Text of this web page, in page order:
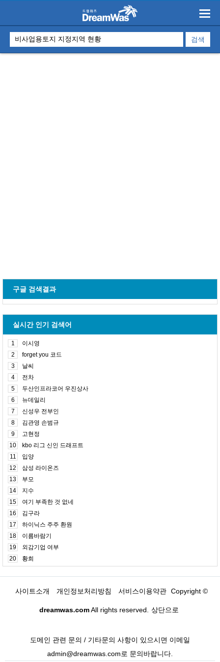
구글 검색결과
실시간 인기 검색어
1
이시영
2
forget you 코드
3
날씨
4
전차
5
두산인프라코어 우진상사
6
뉴데일리
7
신성우 전부인
8
김관영 손범규
9
고현정
10
kbo 리그 신인 드래프트
11
입양
12
삼성 라이온즈
13
부모
14
지수
15
여기 부족한 것 없네
16
김구라
17
하이닉스 주주 환원
18
이름바람기
19
외감기업 여부
20
황희
사이트소개 개인정보처리방침 서비스이용약관 Copyright ©
dreamwas.comAll rights reserved. 상단으로
도메인 관련 문의 / 기타문의 사항이 있으시면 이메일
admin@dreamwas.com로 문의바랍니다.